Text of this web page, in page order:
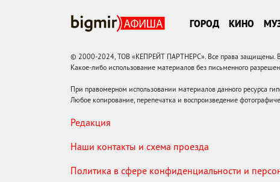
ГОРОД КИНО
© 2000-2024, ТОВ «КЕПРЕЙТ ПАРТНЕРС». Все права защищены.
Какое-либо использование материалов без письменного
При правомерном использовании материалов данного ресурса
Любое копирование, перепечатка и воспроизведение
Редакция
Наши контакты и схема проезда
Политика в сфере конфиденциальности и